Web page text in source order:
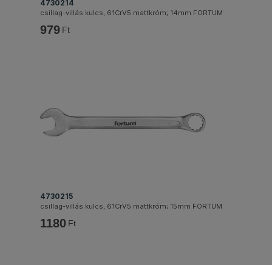
4730214
csillag-villás kulcs, 61CrV5 mattkróm; 14mm FORTUM
979 Ft
4730215
csillag-villás kulcs, 61CrV5 mattkróm; 15mm FORTUM
1180 Ft